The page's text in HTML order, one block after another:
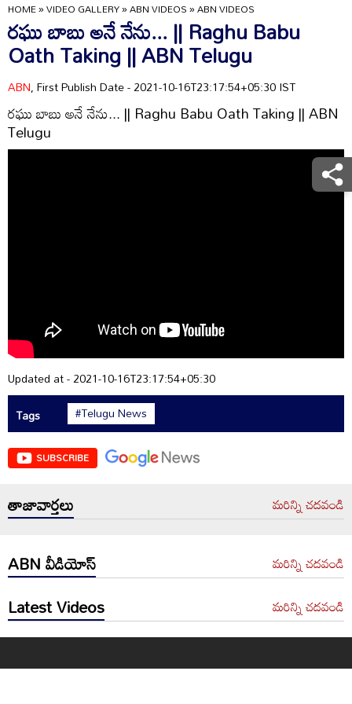
HOME»VIDEO GALLERY»ABN VIDEOS»ABN VIDEOS
రఘు బాబు అనే నేను... || Raghu Babu
Oath Taking || ABN Telugu
ABN, First Publish Date - 2021-10-16T23:17:54+05:30 IST
రఘు బాబు అనే నేను... || Raghu Babu Oath Taking || ABN
Telugu
Updated at - 2021-10-16T23:17:54+05:30
Tags
#Telugu News
SUBSCRIBE
తాజావార్తలు మరిన్ని చదవండి
ABN వీడియోస్ మరిన్ని చదవండి
Latest Videos మరిన్ని చదవండి